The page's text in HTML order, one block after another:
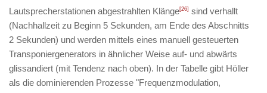
Lautsprecherstationen abgestrahlten Klänge[26] sind verhallt
(Nachhallzeit zu Beginn 5 Sekunden, am Ende des Abschnitts
2 Sekunden) und werden mittels eines manuell gesteuerten
Transponiergenerators in ähnlicher Weise auf- und abwärts
glissandiert (mit Tendenz nach oben). In der Tabelle gibt Höller
als die dominierenden Prozesse "Frequenzmodulation,